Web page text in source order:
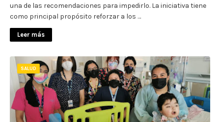
una de las recomendaciones para impedirlo. La iniciativa tiene
como principal propósito reforzar a los …
Leer más
SALUD